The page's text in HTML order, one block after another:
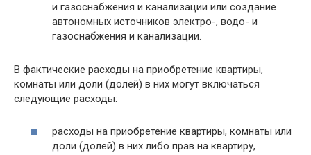
и газоснабжения и канализации или создание
автономных источников электро-, водо- и
газоснабжения и канализации.
В фактические расходы на приобретение квартиры,
комнаты или доли (долей) в них могут включаться
следующие расходы:
расходы на приобретение квартиры, комнаты или
доли (долей) в них либо прав на квартиру,